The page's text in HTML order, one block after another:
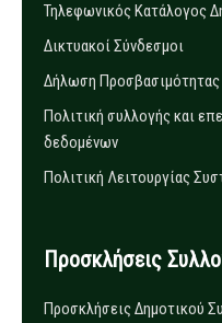
Τηλεφωνικός Κατάλογος
Δικτυακοί Σύνδεσμοι
Δήλωση Προσβασιμότητας
Πολιτική συλλογής και
δεδομένων
Πολιτική Λειτουργίας
Προσκλήσεις
Προσκλήσεις Δημοτικού